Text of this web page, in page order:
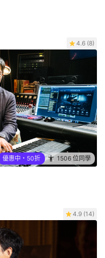
4.6 (8)
優惠中・50折 1506 位同學
4.9 (14)